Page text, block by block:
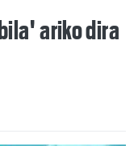
ariko dira